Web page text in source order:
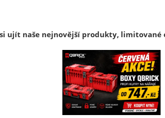
Stěnový laminátový obklad
dřevovláknitá deska s dekorativní
ujít naše nejnovější produkty, limitované